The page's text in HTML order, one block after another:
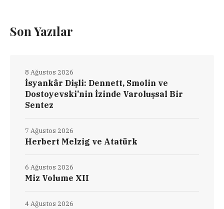
Son Yazılar
İsyankâr Dişli: Dennett, Smolin ve
Dostoyevski’nin İzinde Varoluşsal Bir
Sentez
8 Ağustos 2026
Herbert Melzig ve Atatürk
7 Ağustos 2026
Miz Volume XII
6 Ağustos 2026
4 Ağustos 2026